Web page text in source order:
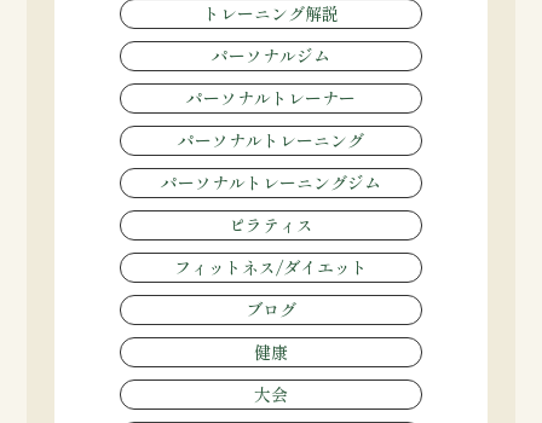
トレーニング解説
パーソナルジム
パーソナルトレーナー
パーソナルトレーニング
パーソナルトレーニングジム
ピラティス
フィットネス/ダイエット
ブログ
健康
大会